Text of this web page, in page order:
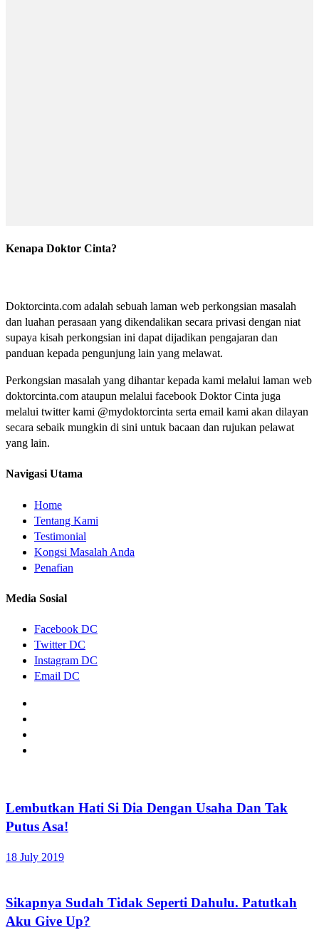
Kenapa Doktor Cinta?
Doktorcinta.com adalah sebuah laman web perkongsian masalah
dan luahan perasaan yang dikendalikan secara privasi dengan niat
supaya kisah perkongsian ini dapat dijadikan pengajaran dan
panduan kepada pengunjung lain yang melawat.
Perkongsian masalah yang dihantar kepada kami melalui laman web
doktorcinta.com ataupun melalui facebook Doktor Cinta juga
melalui twitter kami @mydoktorcinta serta email kami akan dilayan
secara sebaik mungkin di sini untuk bacaan dan rujukan pelawat
yang lain.
Navigasi Utama
Home
Tentang Kami
Testimonial
Kongsi Masalah Anda
Penafian
Media Sosial
Facebook DC
Twitter DC
Instagram DC
Email DC
Lembutkan Hati Si Dia Dengan Usaha Dan Tak
Putus Asa!
18 July 2019
Sikapnya Sudah Tidak Seperti Dahulu. Patutkah
Aku Give Up?